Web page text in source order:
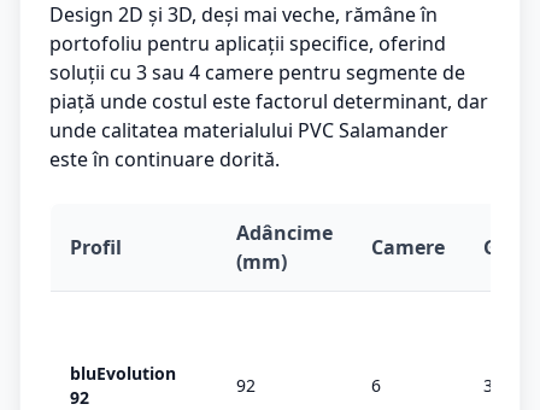
Design 2D și 3D, deși mai veche, rămâne în
portofoliu pentru aplicații specifice, oferind
soluții cu 3 sau 4 camere pentru segmente de
piață unde costul este factorul determinant, dar
unde calitatea materialului PVC Salamander
este în continuare dorită.
Profil
Adâncime
(mm)
Camere
bluEvolution
92
92 6 3 (MD)